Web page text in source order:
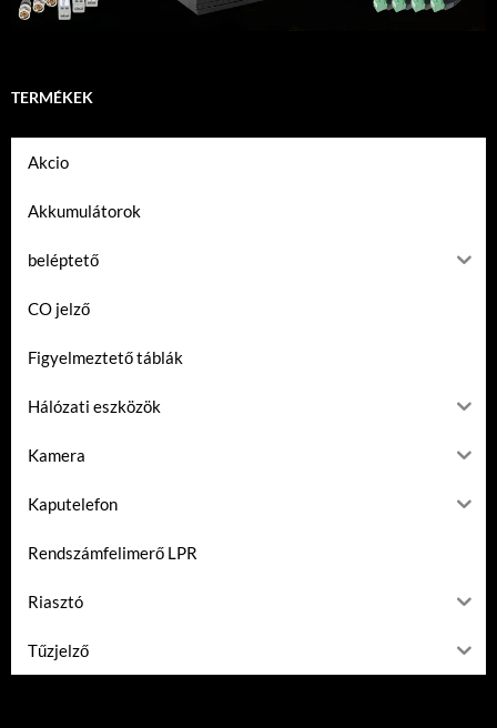
TERMÉKEK
Akcio
Akkumulátorok
beléptető
CO jelző
Figyelmeztető táblák
Hálózati eszközök
Kamera
Kaputelefon
Rendszámfelimerő LPR
Riasztó
Tűzjelző